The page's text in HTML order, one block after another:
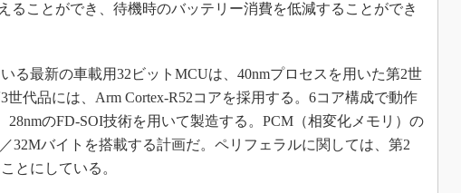
ることができ、待機時のバッテリー消費を低減することができ
る最新の車載用32ビットMCUは、40nmプロセスを用いた第2世
世代品には、Arm Cortex-R52コアを採用する。6コア構成で動作
28nmのFD-SOI技術を用いて製造する。PCM（相変化メモリ）の
32Mバイトを搭載する計画だ。ペリフェラルに関しては、第2
とにしている。